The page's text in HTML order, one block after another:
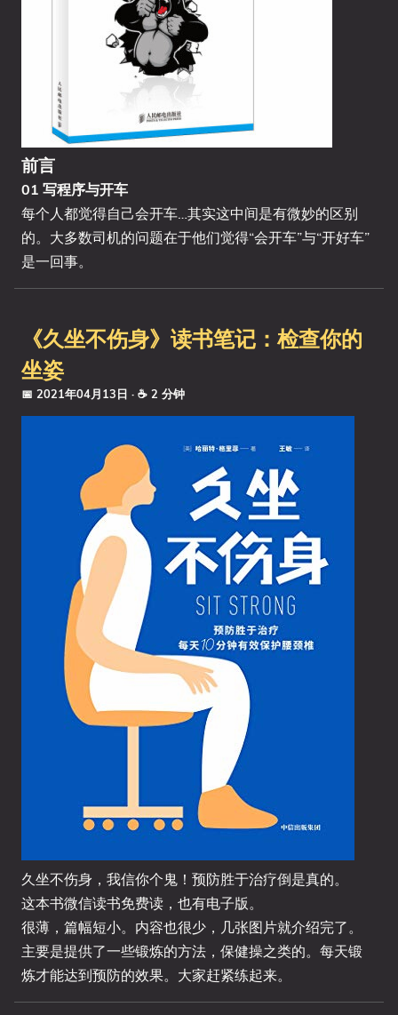
前言
01 写程序与开车
每个人都觉得自己会开车…其实这中间是有微妙的区别
的。大多数司机的问题在于他们觉得“会开车”与“开好车”
是一回事。
《久坐不伤身》读书笔记：检查你的
坐姿
📅 2021年04月13日 · ☕ 2 分钟
久坐不伤身，我信你个鬼！预防胜于治疗倒是真的。
这本书微信读书免费读，也有电子版。
很薄，篇幅短小。内容也很少，几张图片就介绍完了。
主要是提供了一些锻炼的方法，保健操之类的。每天锻
炼才能达到预防的效果。大家赶紧练起来。